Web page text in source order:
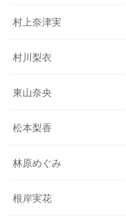
村上奈津実
村川梨衣
東山奈央
松本梨香
林原めぐみ
根岸実花